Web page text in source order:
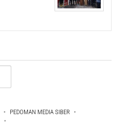
PEDOMAN MEDIA SIBER